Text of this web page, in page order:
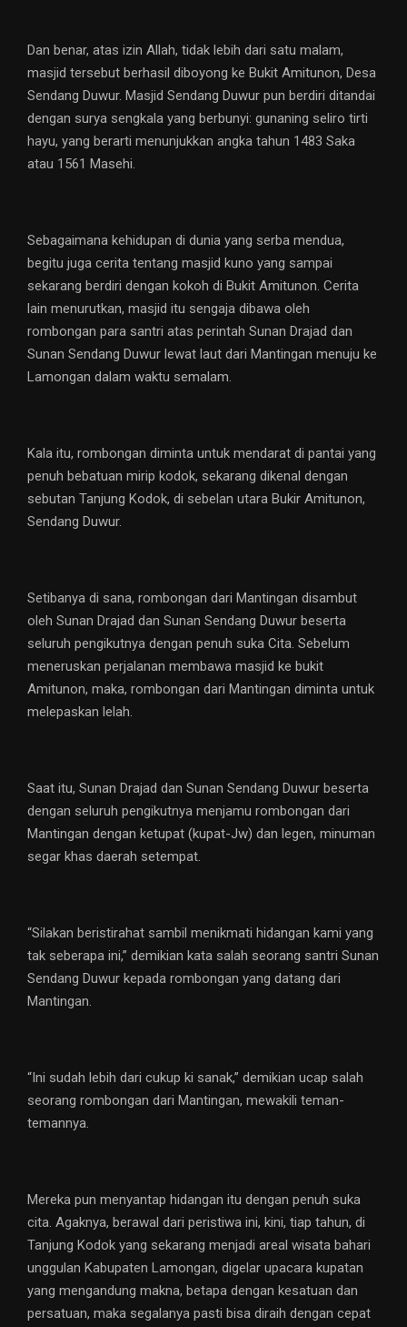
Dan benar, atas izin Allah, tidak lebih dari satu malam,
masjid tersebut berhasil diboyong ke Bukit Amitunon, Desa
Sendang Duwur. Masjid Sendang Duwur pun berdiri ditandai
dengan surya sengkala yang berbunyi: gunaning seliro tirti
hayu, yang berarti menunjukkan angka tahun 1483 Saka
atau 1561 Masehi.
Sebagaimana kehidupan di dunia yang serba mendua,
begitu juga cerita tentang masjid kuno yang sampai
sekarang berdiri dengan kokoh di Bukit Amitunon. Cerita
lain menurutkan, masjid itu sengaja dibawa oleh
rombongan para santri atas perintah Sunan Drajad dan
Sunan Sendang Duwur lewat laut dari Mantingan menuju ke
Lamongan dalam waktu semalam.
Kala itu, rombongan diminta untuk mendarat di pantai yang
penuh bebatuan mirip kodok, sekarang dikenal dengan
sebutan Tanjung Kodok, di sebelan utara Bukir Amitunon,
Sendang Duwur.
Setibanya di sana, rombongan dari Mantingan disambut
oleh Sunan Drajad dan Sunan Sendang Duwur beserta
seluruh pengikutnya dengan penuh suka Cita. Sebelum
meneruskan perjalanan membawa masjid ke bukit
Amitunon, maka, rombongan dari Mantingan diminta untuk
melepaskan lelah.
Saat itu, Sunan Drajad dan Sunan Sendang Duwur beserta
dengan seluruh pengikutnya menjamu rombongan dari
Mantingan dengan ketupat (kupat-Jw) dan legen, minuman
segar khas daerah setempat.
“Silakan beristirahat sambil menikmati hidangan kami yang
tak seberapa ini,” demikian kata salah seorang santri Sunan
Sendang Duwur kepada rombongan yang datang dari
Mantingan.
“Ini sudah lebih dari cukup ki sanak,” demikian ucap salah
seorang rombongan dari Mantingan, mewakili teman-
temannya.
Mereka pun menyantap hidangan itu dengan penuh suka
cita. Agaknya, berawal dari peristiwa ini, kini, tiap tahun, di
Tanjung Kodok yang sekarang menjadi areal wisata bahari
unggulan Kabupaten Lamongan, digelar upacara kupatan
yang mengandung makna, betapa dengan kesatuan dan
persatuan, maka segalanya pasti bisa diraih dengan cepat